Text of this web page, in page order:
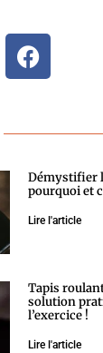
Démystifier
pourquoi et
Lire l'article
Tapis
solution
l’exercice !
Lire l'article